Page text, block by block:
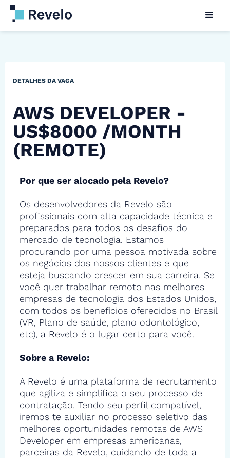
DETALHES DA VAGA
AWS DEVELOPER -
US$8000 /MONTH
(REMOTE)
Por que ser alocado pela Revelo?
Os desenvolvedores da Revelo são
profissionais com alta capacidade técnica e
preparados para todos os desafios do
mercado de tecnologia. Estamos
procurando por uma pessoa motivada sobre
os negócios dos nossos clientes e que
esteja buscando crescer em sua carreira. Se
você quer trabalhar remoto nas melhores
empresas de tecnologia dos Estados Unidos,
com todos os benefícios oferecidos no Brasil
(VR, Plano de saúde, plano odontológico,
etc), a Revelo é o lugar certo para você.
Sobre a Revelo:
A Revelo é uma plataforma de recrutamento
que agiliza e simplifica o seu processo de
contratação. Tendo seu perfil compatível,
iremos te auxiliar no processo seletivo das
melhores oportunidades remotas de AWS
Developer em empresas americanas,
parceiras da Revelo, cuidando de toda a